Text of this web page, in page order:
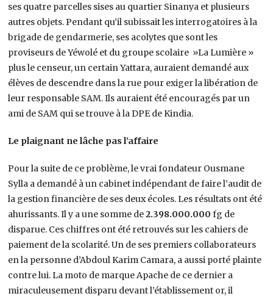
ses quatre parcelles sises au quartier Sinanya et plusieurs
autres objets. Pendant qu’il subissait les interrogatoires à la
brigade de gendarmerie, ses acolytes que sont les
proviseurs de Yéwolé et du groupe scolaire »La Lumière »
plus le censeur, un certain Yattara, auraient demandé aux
élèves de descendre dans la rue pour exiger la libération de
leur responsable SAM. Ils auraient été encouragés par un
ami de SAM qui se trouve à la DPE de Kindia.
Le plaignant ne lâche pas l’affaire
Pour la suite de ce problème, le vrai fondateur Ousmane
Sylla a demandé à un cabinet indépendant de faire l’audit de
la gestion financière de ses deux écoles. Les résultats ont été
ahurissants. Il y a une somme de2.398.000.000 fg de
disparue. Ces chiffres ont été retrouvés sur les cahiers de
paiement de la scolarité. Un de ses premiers collaborateurs
en la personne d’Abdoul Karim Camara, a aussi porté plainte
contre lui. La moto de marque Apache de ce dernier a
miraculeusement disparu devant l’établissement or, il